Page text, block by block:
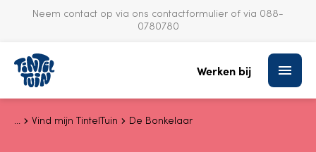
Neem contact op via ons contactformulier of via 088-
0780780
Werken bij
Vind mijn TintelTuin De Bonkelaar